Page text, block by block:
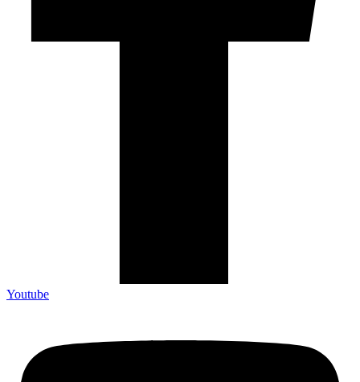
Youtube